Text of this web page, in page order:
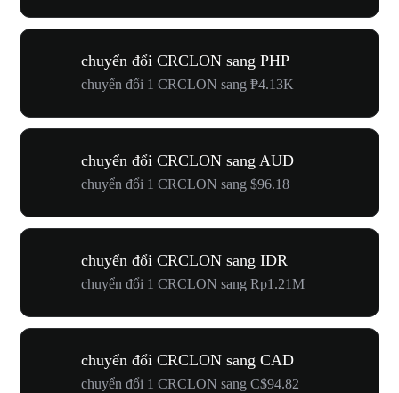
chuyển đổi CRCLON sang PHP
chuyển đổi 1 CRCLON sang ₱4.13K
chuyển đổi CRCLON sang AUD
chuyển đổi 1 CRCLON sang $96.18
chuyển đổi CRCLON sang IDR
chuyển đổi 1 CRCLON sang Rp1.21M
chuyển đổi CRCLON sang CAD
chuyển đổi 1 CRCLON sang C$94.82